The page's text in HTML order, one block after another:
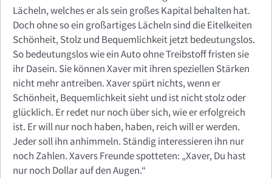
Lächeln, welches er als sein großes Kapital behalten hat.
Doch ohne so ein großartiges Lächeln sind die Eitelkeiten
Schönheit, Stolz und Bequemlichkeit jetzt bedeutungslos.
So bedeutungslos wie ein Auto ohne Treibstoff fristen sie
ihr Dasein. Sie können Xaver mit ihren speziellen Stärken
nicht mehr antreiben. Xaver spürt nichts, wenn er
Schönheit, Bequemlichkeit sieht und ist nicht stolz oder
glücklich. Er redet nur noch über sich, wie er erfolgreich
ist. Er will nur noch haben, haben, reich will er werden.
Jeder soll ihn anhimmeln. Ständig interessieren ihn nur
noch Zahlen. Xavers Freunde spotteten: „Xaver, Du hast
nur noch Dollar auf den Augen.“